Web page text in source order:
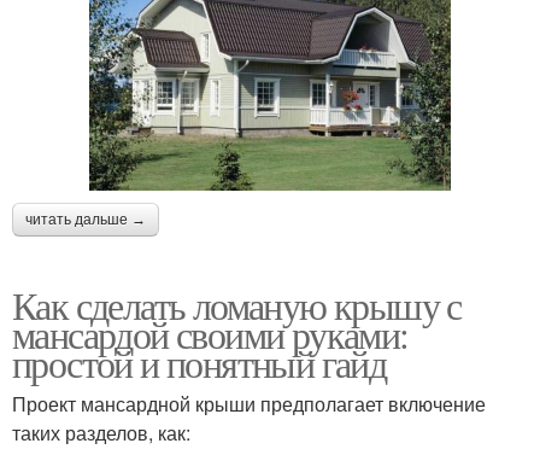
читать дальше →
Как сделать ломаную крышу с
мансардой своими руками:
простой и понятный гайд
Проект мансардной крыши предполагает включение
таких разделов, как: